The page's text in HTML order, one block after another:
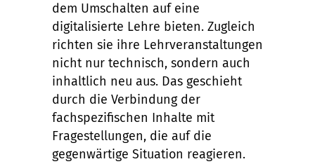
dem Umschalten auf eine
digitalisierte Lehre bieten. Zugleich
richten sie ihre Lehrveranstaltungen
nicht nur technisch, sondern auch
inhaltlich neu aus. Das geschieht
durch die Verbindung der
fachspezifischen Inhalte mit
Fragestellungen, die auf die
gegenwärtige Situation reagieren.